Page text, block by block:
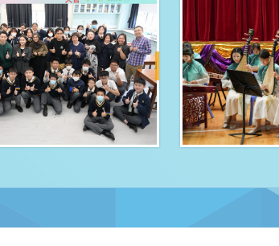
STEAM教育